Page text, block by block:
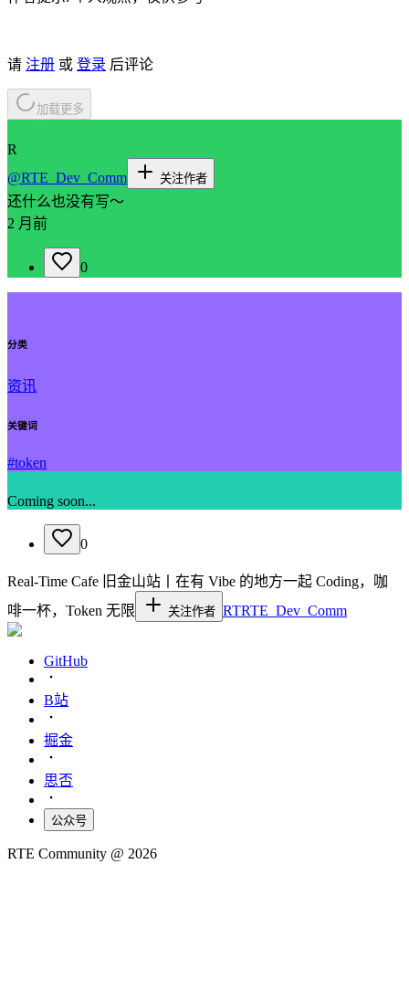
请 注册 或 登录 后评论
加载更多
R
@RTE_Dev_Comm 关注作者
还什么也没有写～
2 月前
0
分类
资讯
关键词
#token
Coming soon...
0
Real-Time Cafe 旧金山站丨在有 Vibe 的地方一起 Coding，咖
啡一杯，Token 无限
关注作者 RTRTE_Dev_Comm
GitHub
B站
掘金
思否
公众号
RTE Community @ 2026